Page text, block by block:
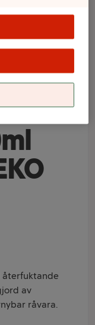
återfuktande
av
råvara.